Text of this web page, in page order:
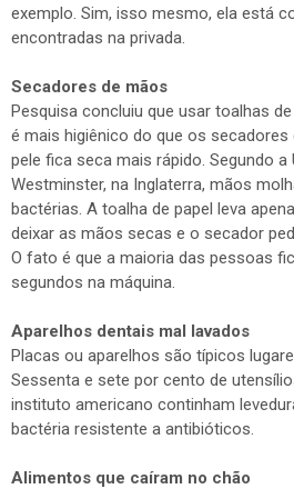
exemplo. Sim, isso mesmo, ela está
encontradas na privada.
Secadores de mãos
Pesquisa concluiu que usar toalhas
é mais higiênico do que os
pele fica seca mais rápido. Segundo a
Westminster, na Inglaterra, mãos
bactérias. A toalha de papel leva
deixar as mãos secas e o secador
O fato é que a maioria das pessoas
segundos na máquina.
Aparelhos dentais mal lavados
Placas ou aparelhos são típicos
Sessenta e sete por cento de
instituto americano continham
bactéria resistente a antibióticos.
Alimentos que caíram no chão